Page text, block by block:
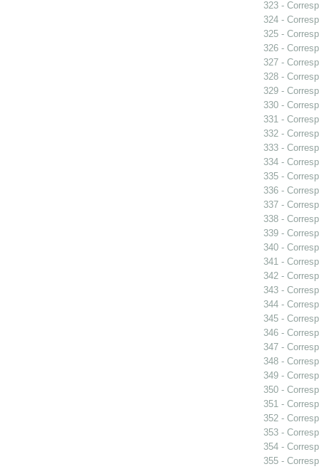
323 -
324 -
325 -
326 -
327 -
328 -
329 -
330 -
331 -
332 -
333 -
334 -
335 -
336 -
337 -
338 -
339 -
340 -
341 -
342 -
343 -
344 -
345 -
346 -
347 -
348 -
349 -
350 -
351 -
352 -
353 -
354 -
355 -